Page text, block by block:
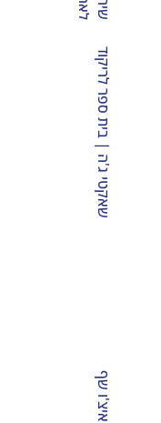
שאקטי ג'ה | בית ספר לריקוד
איצ'ו שף